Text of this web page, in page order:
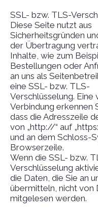
SSL- bzw. TLS-
Diese Seite nutzt aus
Sicherheitsgründen
der Übertragung
Inhalte, wie zum
Bestellungen oder
an uns als
eine SSL- bzw. TLS-
Verschlüsselung. Eine
Verbindung erkennen
dass die Adresszeile
von „http://“ auf
und an dem Schloss-
Browserzeile.
Wenn die SSL- bzw.
Verschlüsselung
die Daten, die Sie an
übermitteln, nicht von
mitgelesen werden.